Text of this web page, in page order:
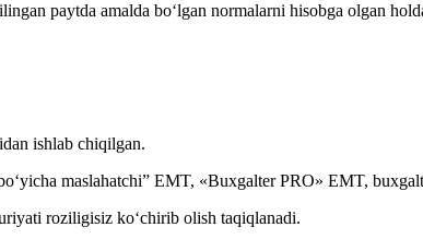
paytda amalda boʻlgan normalarni hisobga olgan
ishlab chiqilgan.
maslahatchi” EMT, «Buxgalter PRO» EMT,
roziligisiz koʻchirib olish taqiqlanadi.